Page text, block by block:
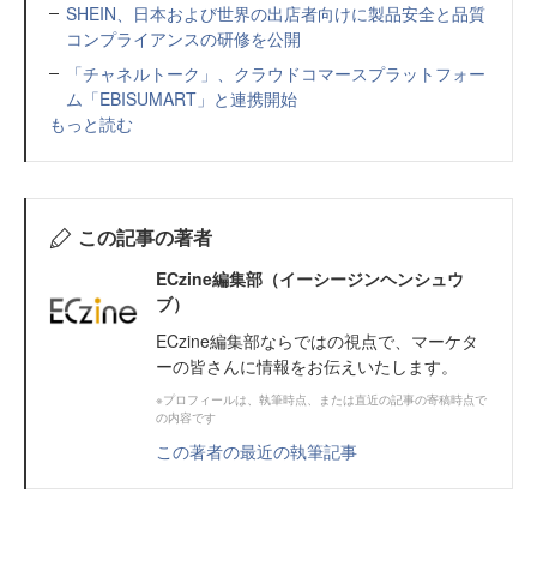
SHEIN、日本および世界の出店者向けに製品安全と品質
コンプライアンスの研修を公開
「チャネルトーク」、クラウドコマースプラットフォー
ム「EBISUMART」と連携開始
もっと読む
この記事の著者
ECzine編集部（イーシージンヘンシュウ
ブ）
ECzine編集部ならではの視点で、マーケタ
ーの皆さんに情報をお伝えいたします。
※プロフィールは、執筆時点、または直近の記事の寄稿時点で
の内容です
この著者の最近の執筆記事